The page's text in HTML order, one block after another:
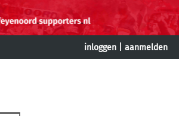
inloggen aanmelden